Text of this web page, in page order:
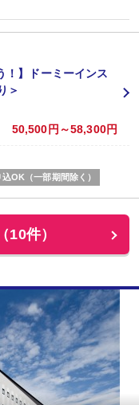
！】ドーミーインス
＞
50,500円～58,300円
OK（一部期間除く）
10件）